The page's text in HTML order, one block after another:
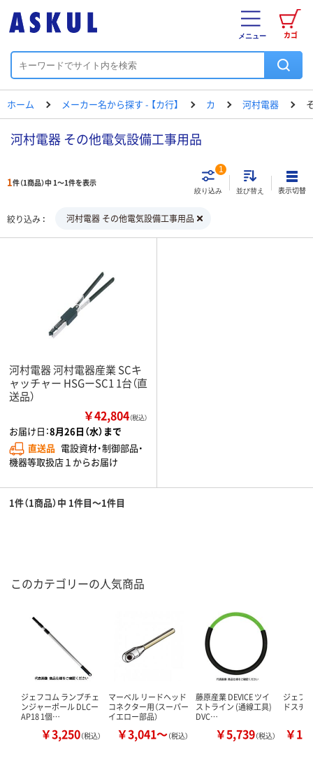
カゴ
メニュー
ホーム メーカー名から探す - 【カ行】 カ 河村電器
河村電器 その他電気設備工事用品
1件（1商品）中 1～1件を表示
絞り込み
1
並び替え 表示切替
絞り込み 河村電器 その他電気設備工事用品
河村電器 河村電器産業 SCキ
ャッチャー HSGーSC1 1台（直
送品）
￥42,804（税込）
お届け日：8月26日（水）まで
直送品 電設資材・制御部品・
機器等取扱店１からお届け
1件（1商品）中 1件目～1件目
このカテゴリーの人気商品
ジェフコム ランプチェ
ンジャーポール DLCー
AP18 1個…
￥3,250（税込）
マーベル リードヘッド
コネクター用（スーパー
イエロー部品）
￥3,041～（税込）
藤原産業 DEVICE ツイ
ストライン (通線工具)
DVC…
￥5,739（税込）
ジェフ
ドスチ
￥